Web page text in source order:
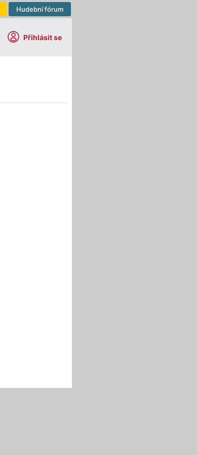
Hudební fórum
Přihlásit se